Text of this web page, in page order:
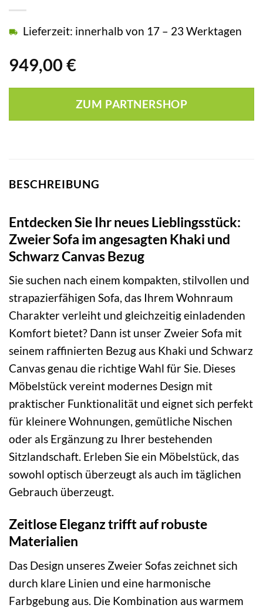
949,00 €
Lieferzeit: innerhalb von 17 – 23 Werktagen
ZUM PARTNERSHOP
BESCHREIBUNG
Entdecken Sie Ihr neues Lieblingsstück:
Zweier Sofa im angesagten Khaki und
Schwarz Canvas Bezug
Sie suchen nach einem kompakten, stilvollen und
strapazierfähigen Sofa, das Ihrem Wohnraum
Charakter verleiht und gleichzeitig einladenden
Komfort bietet? Dann ist unser Zweier Sofa mit
seinem raffinierten Bezug aus Khaki und Schwarz
Canvas genau die richtige Wahl für Sie. Dieses
Möbelstück vereint modernes Design mit
praktischer Funktionalität und eignet sich perfekt
für kleinere Wohnungen, gemütliche Nischen
oder als Ergänzung zu Ihrer bestehenden
Sitzlandschaft. Erleben Sie ein Möbelstück, das
sowohl optisch überzeugt als auch im täglichen
Gebrauch überzeugt.
Zeitlose Eleganz trifft auf robuste
Materialien
Das Design unseres Zweier Sofas zeichnet sich
durch klare Linien und eine harmonische
Farbgebung aus. Die Kombination aus warmem